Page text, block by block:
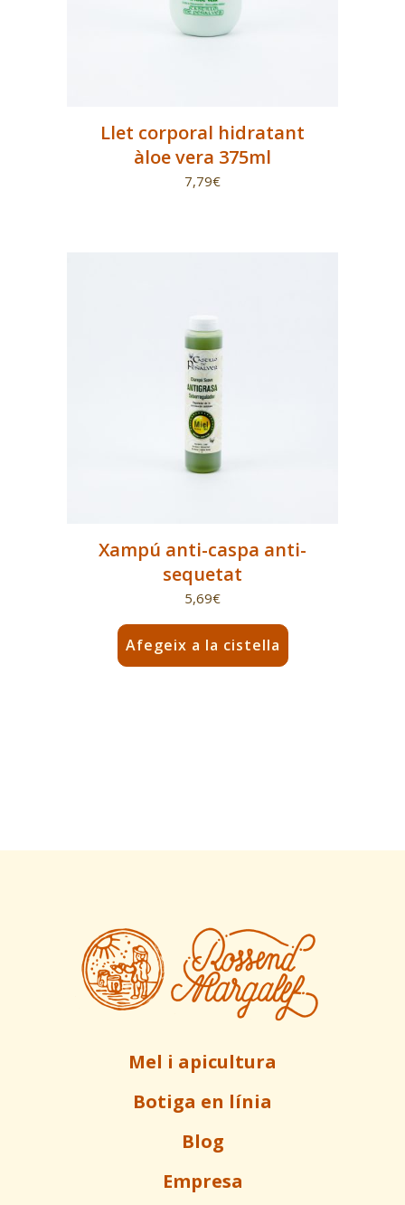
Llet corporal hidratant
àloe vera 375ml
7,79€
Xampú anti-caspa anti-
sequetat
5,69€
Afegeix a la cistella
Mel i apicultura
Botiga en línia
Blog
Empresa